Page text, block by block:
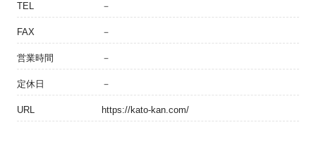
TEL －
FAX －
営業時間 －
定休日 －
URL https://kato-kan.com/